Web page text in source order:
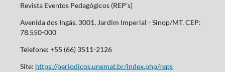
Revista Eventos Pedagógicos (REP’s)
Avenida dos Ingás, 3001, Jardim Imperial - Sinop/MT. CEP:
78.550-000
Telefone: +55 (66) 3511-2126
Site: https://periodicos.unemat.br/index.php/reps